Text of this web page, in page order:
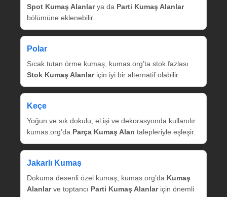
Spot Kumaş Alanlarya da Parti Kumaş Alanlar
bölümüne eklenebilir.
Polar
Sıcak tutan örme kumaş; kumas.org’ta stok fazlası
Stok Kumaş Alanlariçin iyi bir alternatif olabilir.
Keçe
Yoğun ve sık dokulu; el işi ve dekorasyonda kullanılır.
kumas.org’da Parça Kumaş Alan talepleriyle eşleşir.
Jakarlı Kumaş
Dokuma desenli özel kumaş; kumas.org’da Kumaş
Alanlarve toptancı Parti Kumaş Alanlariçin önemli